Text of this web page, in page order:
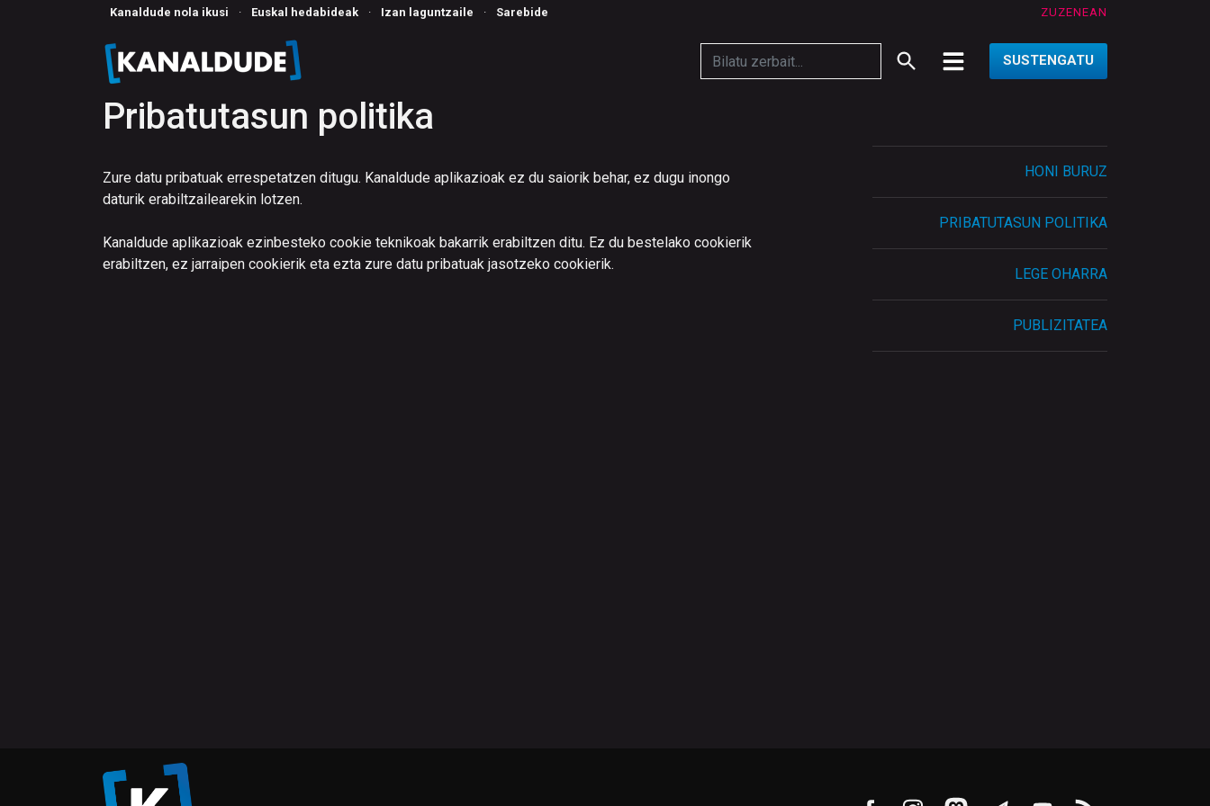
Kanaldude nola ikusi · Euskal hedabideak · Izan laguntzaile · Sarebide ZUZENEAN
SUSTENGATU
Pribatutasun politika
Zure datu pribatuak errespetatzen ditugu. Kanaldude aplikazioak ez du saiorik behar, ez dugu inongo
daturik erabiltzailearekin lotzen.
Kanaldude aplikazioak ezinbesteko cookie teknikoak bakarrik erabiltzen ditu. Ez du bestelako cookierik
erabiltzen, ez jarraipen cookierik eta ezta zure datu pribatuak jasotzeko cookierik.
HONI BURUZ
PRIBATUTASUN POLITIKA
LEGE OHARRA
PUBLIZITATEA